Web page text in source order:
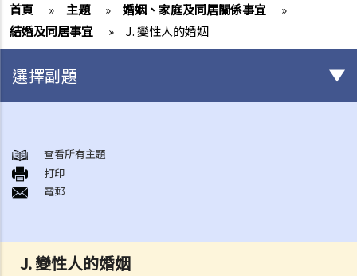
首頁 » 主題 » 婚姻、家庭及同居關係事宜
»
結婚及同居事宜
» J. 變性人的婚姻
J. 變性人的婚姻
選擇副題
A. 概述
B. 香港認可的婚姻關係
1. 如果我在香港以外地方結婚，是否需要通知香港政府更新我的婚姻狀
2. 我在香港以外的地方結婚，但擔心在香港不被承認。我可以在香港登
記結婚嗎？
查看所有主題
打印
電郵